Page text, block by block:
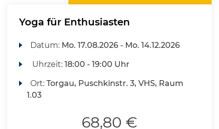
Yoga für Enthusiasten
Datum: Mo. 17.08.2026 - Mo. 14.12.2026
Uhrzeit:18:00 - 19:00 Uhr
Ort:Torgau, Puschkinstr. 3, VHS, Raum
1.03
68,80 €